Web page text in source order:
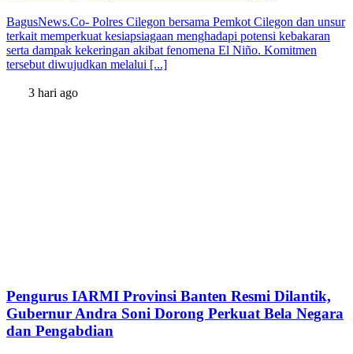
BagusNews.Co- Polres Cilegon bersama Pemkot Cilegon dan unsur
terkait memperkuat kesiapsiagaan menghadapi potensi kebakaran
serta dampak kekeringan akibat fenomena El Niño. Komitmen
tersebut diwujudkan melalui [...]
3 hari ago
Pengurus IARMI Provinsi Banten Resmi Dilantik,
Gubernur Andra Soni Dorong Perkuat Bela Negara
dan Pengabdian